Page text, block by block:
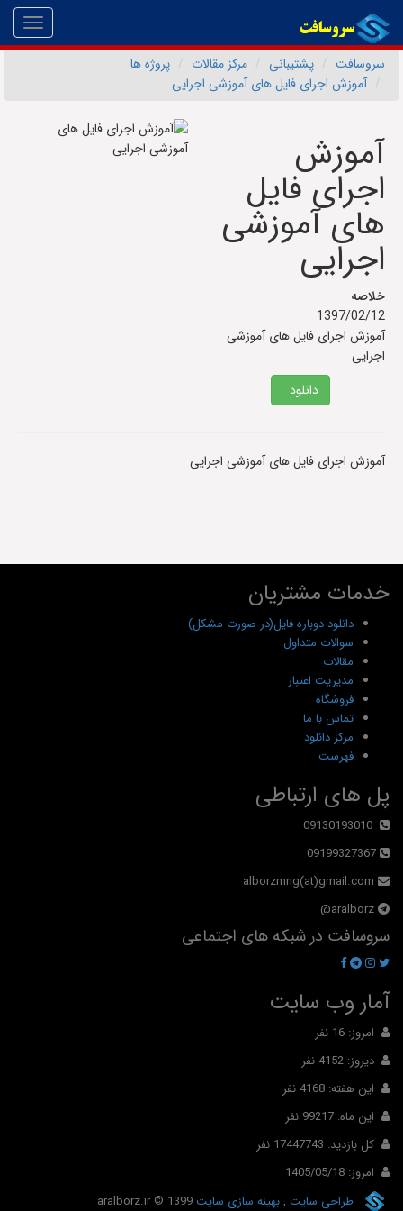
سروسافت
پشتیبانی مرکز مقالات
پروژه ها
آموزش اجرای فایل های آموزشی اجرایی
آموزش
اجرای فایل
های آموزشی
اجرایی
خلاصه
1397/02/12
آموزش اجرای فایل های آموزشی
اجرایی
دانلود
آموزش اجرای فایل های آموزشی اجرایی
خدمات مشتریان
دانلود دوباره فایل(در صورت مشکل)
سوالات متداول
مقالات
مدیریت اعتبار
فروشگاه
تماس با ما
مرکز دانلود
فهرست
پل های ارتباطی
09130193010
09199327367
alborzmng(at)gmail.com
aralborz@
سروسافت در شبکه های اجتماعی
آمار وب سایت
امروز: 16 نفر
دیروز: 4152 نفر
این هفته: 4168 نفر
این ماه: 99217 نفر
کل بازدید: 17447743 نفر
امروز: 1405/05/18
طراحی سایت ,بهینه سازی سایت aralborz.ir © 1399